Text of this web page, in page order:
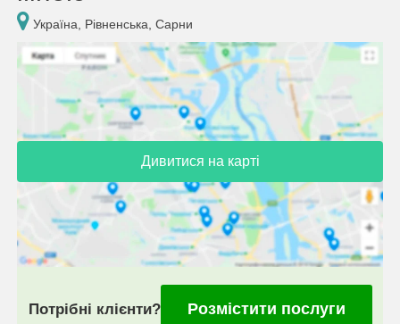
Україна, Рівненська, Сарни
Дивитися на карті
Потрібні клієнти? Розмістити послуги